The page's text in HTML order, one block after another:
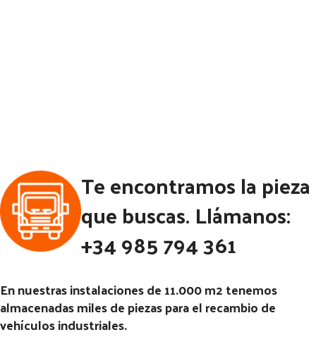
Te encontramos la pieza
que buscas. Llámanos:
+34 985 794 361
En nuestras instalaciones de 11.000 m2 tenemos
almacenadas miles de piezas para el recambio de
vehículos industriales.